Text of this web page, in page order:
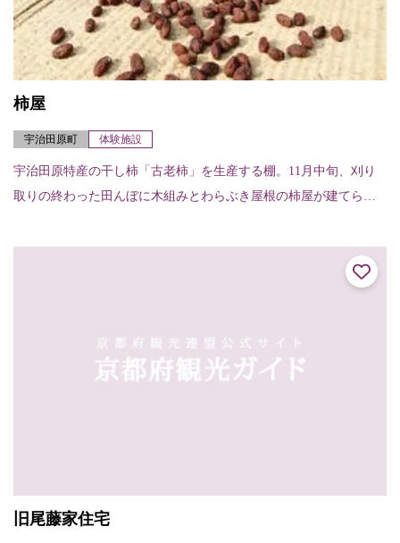
柿屋
宇治田原町 体験施設
宇治田原特産の干し柿「古老柿」を生産する棚。11月中旬、刈り
取りの終わった田んぼに木組みとわらぶき屋根の柿屋が建てら
山、禅定寺の各地区に建...
旧尾藤家住宅